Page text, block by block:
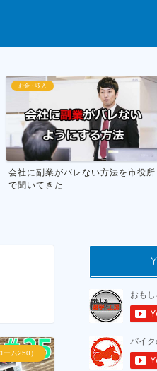
断酒
お酒をやめる為にアルコール外来に
行った話
ーム250）